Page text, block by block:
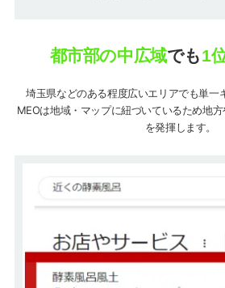
都市部の中広域でも1
埼玉県などのある程度広いエリアでも単一
MEOは地域・マップに紐づいているため地
を発揮します。